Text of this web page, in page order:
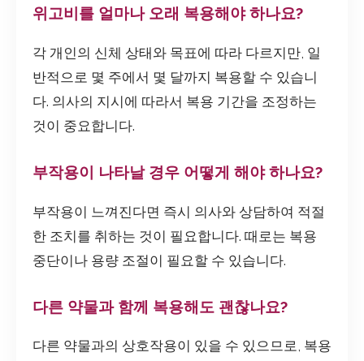
위고비를 얼마나 오래 복용해야 하나요?
각 개인의 신체 상태와 목표에 따라 다르지만, 일
반적으로 몇 주에서 몇 달까지 복용할 수 있습니
다. 의사의 지시에 따라서 복용 기간을 조정하는
것이 중요합니다.
부작용이 나타날 경우 어떻게 해야 하나요?
부작용이 느껴진다면 즉시 의사와 상담하여 적절
한 조치를 취하는 것이 필요합니다. 때로는 복용
중단이나 용량 조절이 필요할 수 있습니다.
다른 약물과 함께 복용해도 괜찮나요?
다른 약물과의 상호작용이 있을 수 있으므로, 복용